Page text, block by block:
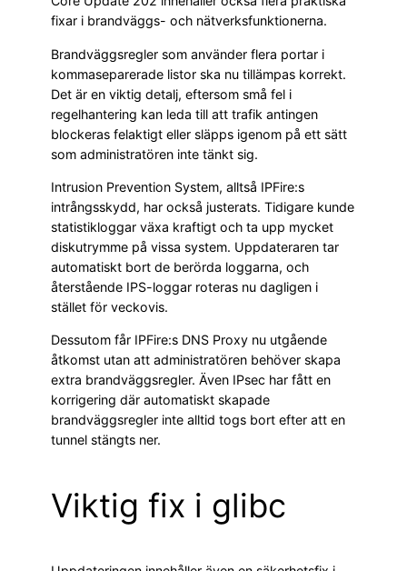
fixar i brandväggs- och nätverksfunktionerna.
Brandväggsregler som använder flera portar i
kommaseparerade listor ska nu tillämpas korrekt.
Det är en viktig detalj, eftersom små fel i
regelhantering kan leda till att trafik antingen
blockeras felaktigt eller släpps igenom på ett sätt
som administratören inte tänkt sig.
Intrusion Prevention System, alltså IPFire:s
intrångsskydd, har också justerats. Tidigare kunde
statistikloggar växa kraftigt och ta upp mycket
diskutrymme på vissa system. Uppdateraren tar
automatiskt bort de berörda loggarna, och
återstående IPS-loggar roteras nu dagligen i
stället för veckovis.
Dessutom får IPFire:s DNS Proxy nu utgående
åtkomst utan att administratören behöver skapa
extra brandväggsregler. Även IPsec har fått en
korrigering där automatiskt skapade
brandväggsregler inte alltid togs bort efter att en
tunnel stängts ner.
Viktig fix i glibc